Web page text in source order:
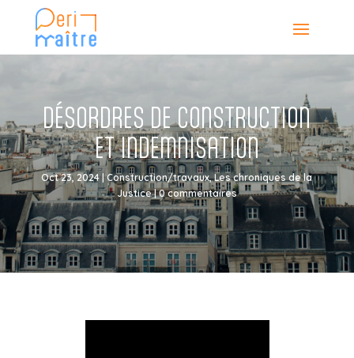
DÉSORDRES DE CONSTRUCTION
ET INDEMNISATION
Oct 23, 2024|Construction/travaux,Les chroniques de la
Justice|0 commentaires